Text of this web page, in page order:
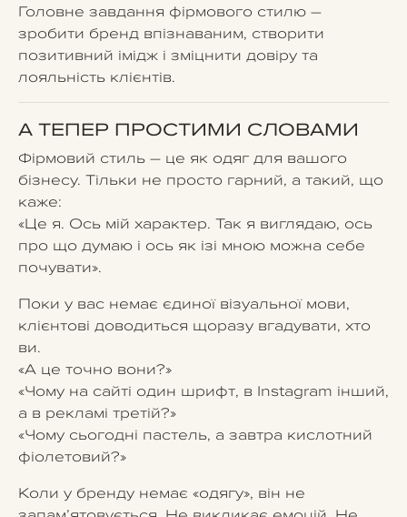
Головне завдання фірмового стилю –
зробити бренд впізнаваним, створити
позитивний імідж і зміцнити довіру та
лояльність клієнтів.
А ТЕПЕР ПРОСТИМИ СЛОВАМИ
Фірмовий стиль – це як одяг для вашого
бізнесу. Тільки не просто гарний, а такий, що
каже:
«Це я. Ось мій характер. Так я виглядаю, ось
про що думаю і ось як ізі мною можна себе
почувати».
Поки у вас немає єдиної візуальної мови,
клієнтові доводиться щоразу вгадувати, хто
ви.
«А це точно вони?»
«Чому на сайті один шрифт, в Instagram інший,
а в рекламі третій?»
«Чому сьогодні пастель, а завтра кислотний
фіолетовий?»
Коли у бренду немає «одягу», він не